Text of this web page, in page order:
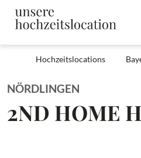
Hochzeitslocations
NÖRDLINGEN
2ND HOME